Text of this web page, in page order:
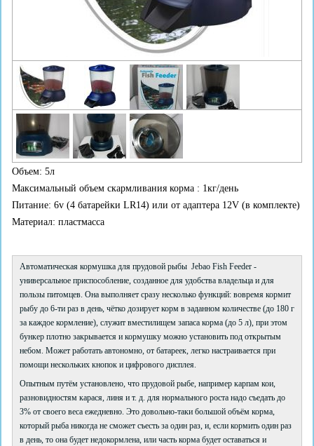
Объем: 5л
Максимальный объем скармливания корма : 1кг/день
Питание: 6v (4 батарейки LR14) или от адаптера 12V (в комплекте)
Материал: пластмасса
Автоматическая кормушка для прудовой рыбы Jebao Fish Feeder -
универсальное приспособление, созданное для удобства владельца и для
пользы питомцев. Она выполняет сразу несколько функций: вовремя кормит
рыбу до 6-ти раз в день, чётко дозирует корм в заданном количестве (до 180 г
за каждое кормление), служит вместилищем запаса корма (до 5 л), при этом
бункер плотно закрывается и кормушку можно установить под открытым
небом. Может работать автономно, от батареек, легко настраивается при
помощи нескольких кнопок и цифрового дисплея.
Опытным путём установлено, что прудовой рыбе, например карпам кои,
разновидностям карася, линя и т. д. для нормального роста надо съедать до
3% от своего веса ежедневно. Это довольно-таки большой объём корма,
который рыба никогда не сможет съесть за один раз, и, если кормить один раз
в день, то она будет недокормлена, или часть корма будет оставаться и